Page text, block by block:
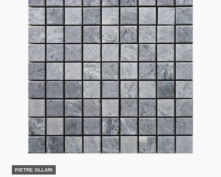
PIETRE OLLARI